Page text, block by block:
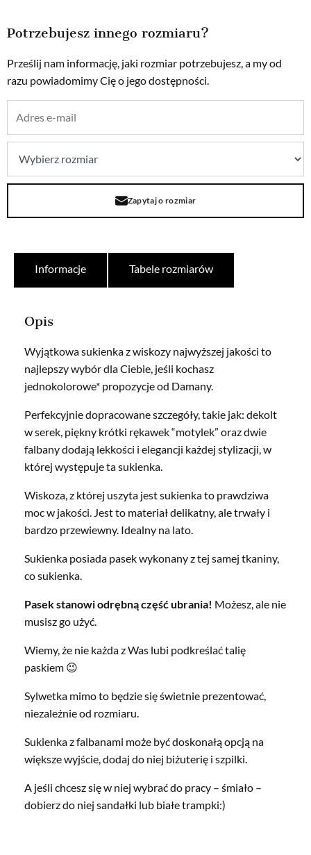
Potrzebujesz innego rozmiaru?
Prześlij nam informację, jaki rozmiar potrzebujesz, a my od
razu powiadomimy Cię o jego dostępności.
Zapytaj o rozmiar
Informacje Tabele rozmiarów
Opis
Wyjątkowa sukienka z wiskozy najwyższej jakości to
najlepszy wybór dla Ciebie, jeśli kochasz
jednokolorowe* propozycje od Damany.
Perfekcyjnie dopracowane szczegóły, takie jak: dekolt
w serek, piękny krótki rękawek “motylek” oraz dwie
falbany dodają lekkości i elegancji każdej stylizacji, w
której występuje ta sukienka.
Wiskoza, z której uszyta jest sukienka to prawdziwa
moc w jakości. Jest to materiał delikatny, ale trwały i
bardzo przewiewny. Idealny na lato.
Sukienka posiada pasek wykonany z tej samej tkaniny,
co sukienka.
Pasek stanowi odrębną część ubrania! Możesz, ale nie
musisz go użyć.
Wiemy, że nie każda z Was lubi podkreślać talię
paskiem 😉
Sylwetka mimo to będzie się świetnie prezentować,
niezależnie od rozmiaru.
Sukienka z falbanami może być doskonałą opcją na
większe wyjście, dodaj do niej biżuterię i szpilki.
A jeśli chcesz się w niej wybrać do pracy – śmiało –
dobierz do niej sandałki lub białe trampki:)